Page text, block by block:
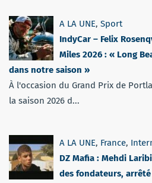
A LA UNE, Sport
IndyCar – Felix
Miles 2026 : « Long
dans notre saison »
À l'occasion du Grand Prix de
la saison 2026 d...
A LA UNE, France,
DZ Mafia : Mehdi
des fondateurs,